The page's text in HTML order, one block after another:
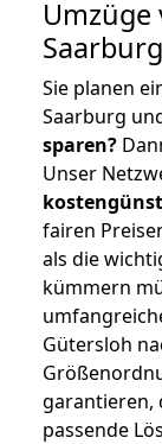
Umzüge
Sie planen
Saarburg
sparen?
Unser
fairen
als die
kümmern
Gütersloh
garantieren,
passende